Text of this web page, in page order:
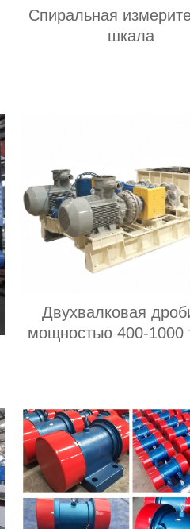
Спиральная
шкала
Двухвалковая
мощностью 400-1000